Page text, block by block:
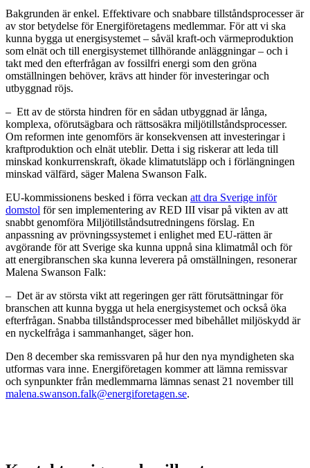
Bakgrunden är enkel. Effektivare och snabbare tillståndsprocesser är
av stor betydelse för Energiföretagens medlemmar. För att vi ska
kunna bygga ut energisystemet – såväl kraft-och värmeproduktion
som elnät och till energisystemet tillhörande anläggningar – och i
takt med den efterfrågan av fossilfri energi som den gröna
omställningen behöver, krävs att hinder för investeringar och
utbyggnad röjs.
– Ett av de största hindren för en sådan utbyggnad är långa,
komplexa, oförutsägbara och rättsosäkra miljötillståndsprocesser.
Om reformen inte genomförs är konsekvensen att investeringar i
kraftproduktion och elnät uteblir. Detta i sig riskerar att leda till
minskad konkurrenskraft, ökade klimatutsläpp och i förlängningen
minskad välfärd, säger Malena Swanson Falk.
EU-kommissionens besked i förra veckan att dra Sverige inför
domstol för sen implementering av RED III visar på vikten av att
snabbt genomföra Miljötillståndsutredningens förslag. En
anpassning av prövningssystemet i enlighet med EU-rätten är
avgörande för att Sverige ska kunna uppnå sina klimatmål och för
att energibranschen ska kunna leverera på omställningen, resonerar
Malena Swanson Falk:
– Det är av största vikt att regeringen ger rätt förutsättningar för
branschen att kunna bygga ut hela energisystemet och också öka
efterfrågan. Snabba tillståndsprocesser med bibehållet miljöskydd är
en nyckelfråga i sammanhanget, säger hon.
Den 8 december ska remissvaren på hur den nya myndigheten ska
utformas vara inne. Energiföretagen kommer att lämna remissvar
och synpunkter från medlemmarna lämnas senast 21 november till
malena.swanson.falk@energiforetagen.se.